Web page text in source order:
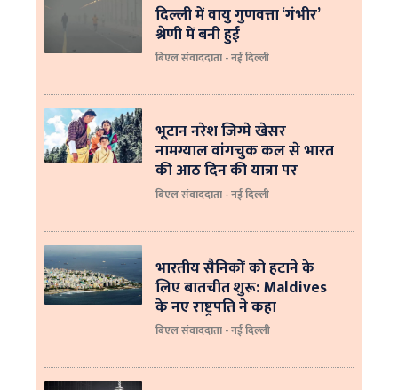
दिल्ली में वायु गुणवत्ता ‘गंभीर’
श्रेणी में बनी हुई
बिएल संवाददाता - नई दिल्ली
भूटान नरेश जिग्मे खेसर
नामग्याल वांगचुक कल से भारत
की आठ दिन की यात्रा पर
बिएल संवाददाता - नई दिल्ली
भारतीय सैनिकों को हटाने के
लिए बातचीत शुरू: Maldives
के नए राष्ट्रपति ने कहा
बिएल संवाददाता - नई दिल्‍ली